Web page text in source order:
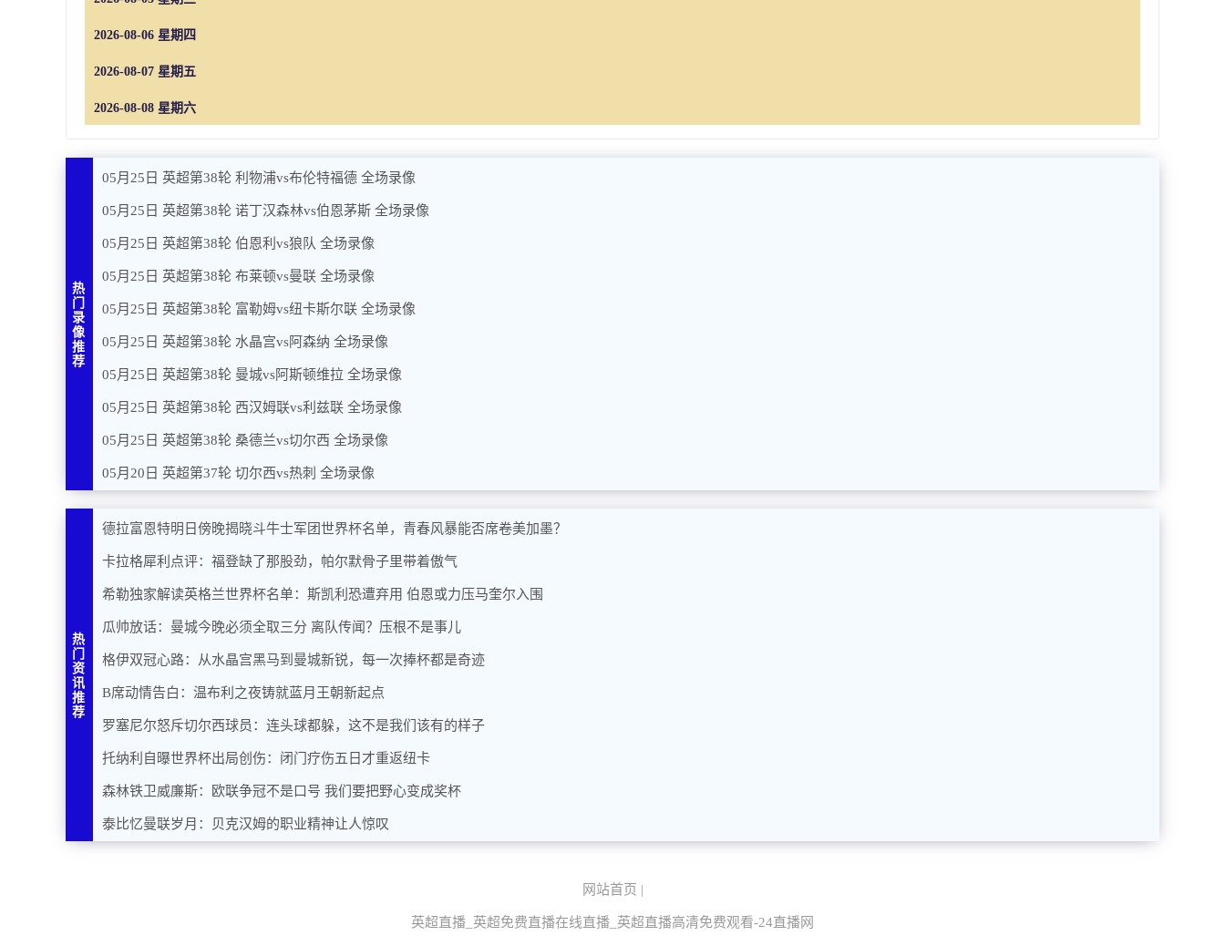
2026-08-06 星期四
2026-08-07 星期五
2026-08-08 星期六
热
门
录
像
推
荐
05月25日 英超第38轮 利物浦vs布伦特福德 全场录像
05月25日 英超第38轮 诺丁汉森林vs伯恩茅斯 全场录像
05月25日 英超第38轮 伯恩利vs狼队 全场录像
05月25日 英超第38轮 布莱顿vs曼联 全场录像
05月25日 英超第38轮 富勒姆vs纽卡斯尔联 全场录像
05月25日 英超第38轮 水晶宫vs阿森纳 全场录像
05月25日 英超第38轮 曼城vs阿斯顿维拉 全场录像
05月25日 英超第38轮 西汉姆联vs利兹联 全场录像
05月25日 英超第38轮 桑德兰vs切尔西 全场录像
05月20日 英超第37轮 切尔西vs热刺 全场录像
热
门
资
讯
推
荐
德拉富恩特明日傍晚揭晓斗牛士军团世界杯名单，青春风暴能否席卷美加墨？
卡拉格犀利点评：福登缺了那股劲，帕尔默骨子里带着傲气
希勒独家解读英格兰世界杯名单：斯凯利恐遭弃用 伯恩或力压马奎尔入围
瓜帅放话：曼城今晚必须全取三分 离队传闻？压根不是事儿
格伊双冠心路：从水晶宫黑马到曼城新锐，每一次捧杯都是奇迹
B席动情告白：温布利之夜铸就蓝月王朝新起点
罗塞尼尔怒斥切尔西球员：连头球都躲，这不是我们该有的样子
托纳利自曝世界杯出局创伤：闭门疗伤五日才重返纽卡
森林铁卫威廉斯：欧联争冠不是口号 我们要把野心变成奖杯
泰比忆曼联岁月：贝克汉姆的职业精神让人惊叹
网站首页 |
英超直播_英超免费直播在线直播_英超直播高清免费观看-24直播网